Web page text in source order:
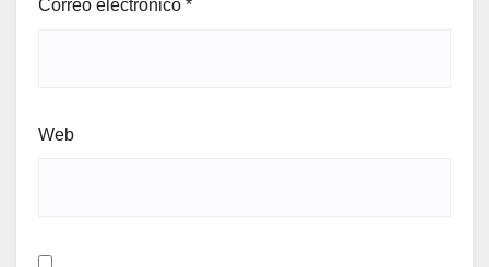
Correo electrónico *
Web